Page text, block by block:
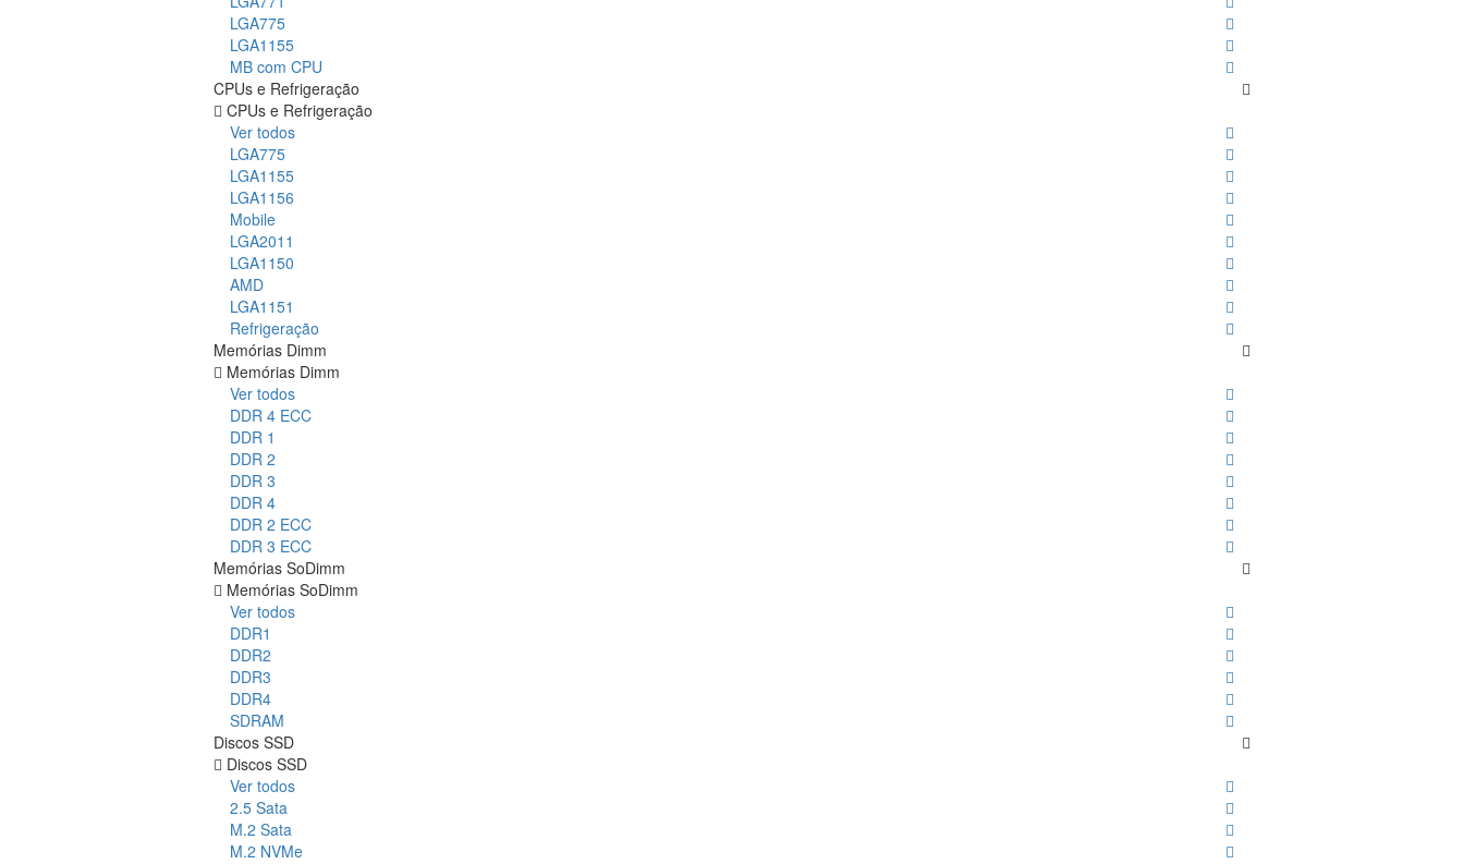
LGA775
LGA1155
MB com CPU
CPUs e Refrigeração
CPUs e Refrigeração
Ver todos
LGA775
LGA1155
LGA1156
Mobile
LGA2011
LGA1150
AMD
LGA1151
Refrigeração
Memórias Dimm
Memórias Dimm
Ver todos
DDR 4 ECC
DDR 1
DDR 2
DDR 3
DDR 4
DDR 2 ECC
DDR 3 ECC
Memórias SoDimm
Memórias SoDimm
Ver todos
DDR1
DDR2
DDR3
DDR4
SDRAM
Discos SSD
Discos SSD
Ver todos
2.5 Sata
M.2 Sata
M.2 NVMe